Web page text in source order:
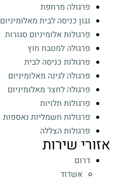
פרגולה מרחפת
גגון כניסה לבית מאלומיניום
פרגולות אלומיניום סגורות
פרגולה למטבח חוץ
פרגולות כניסה לבית
פרגולה לגינה מאלומיניום
פרגולה לחצר מאלומיניום
פרגולות תלויות
פרגולות חשמליות נאספות
פרגולות הצללה
אזורי שירות
דרום
אשדוד